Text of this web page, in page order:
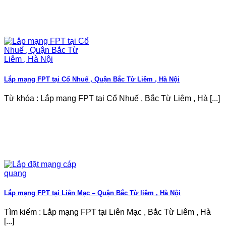
Lắp mạng FPT tại Cổ Nhuế , Quận Bắc Từ Liêm , Hà Nội
Từ khóa : Lắp mạng FPT tại Cổ Nhuế , Bắc Từ Liêm , Hà [...]
Lắp mạng FPT tại Liên Mạc – Quận Bắc Từ liêm , Hà Nội
Tìm kiếm : Lắp mạng FPT tại Liên Mạc , Bắc Từ Liêm , Hà
[...]